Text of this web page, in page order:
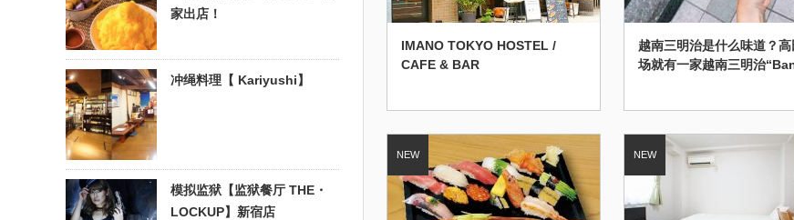
IMANO TOKYO HOSTEL /
CAFE & BAR
越南三明治是什么味道？高
场就有一家越南三明治
家出店！
冲绳料理【 Kariyushi】
模拟监狱【监狱餐厅 THE・
LOCKUP】新宿店